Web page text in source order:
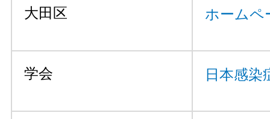
大田区 ホームペ
学会 日本感染